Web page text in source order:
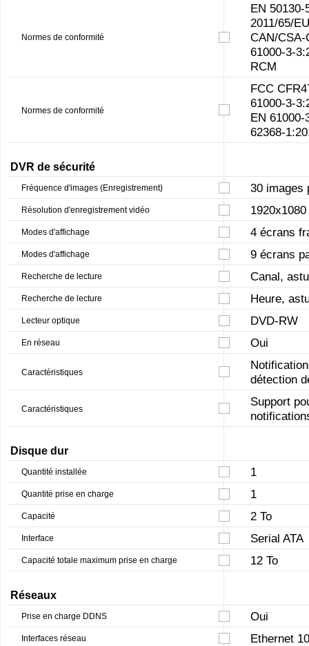
Normes de conformité
EN
2011/65/
CAN/CSA-
61000-3-
RCM
Normes de conformité
FCC
61000-3-
EN
62368-
DVR de sécurité
Fréquence d'images (Enregistrement) 30 images
Résolution d'enregistrement vidéo 1920x1080
Modes d'affichage 4 écrans
Modes d'affichage 9 écrans
Recherche de lecture Canal,
Recherche de lecture Heure,
Lecteur optique DVD-RW
En réseau Oui
Caractéristiques
détection
Caractéristiques
Support
Disque dur
Quantité installée 1
Quantité prise en charge 1
Capacité 2 To
Interface Serial ATA
Capacité totale maximum prise en charge 12 To
Réseaux
Prise en charge DDNS Oui
Interfaces réseau Ethernet